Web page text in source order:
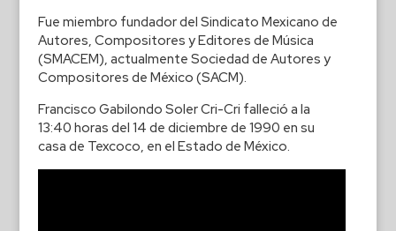
Fue miembro fundador del Sindicato Mexicano de
Autores, Compositores y Editores de Música
(SMACEM), actualmente Sociedad de Autores y
Compositores de México (SACM).
Francisco Gabilondo Soler Cri-Cri falleció a la
13:40 horas del 14 de diciembre de 1990 en su
casa de Texcoco, en el Estado de México.